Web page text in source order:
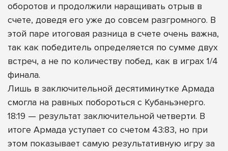
оборотов и продолжили наращивать отрыв в
счете, доведя его уже до совсем разгромного. В
этой паре итоговая разница в счете очень важна,
так как победитель определяется по сумме двух
встреч, а не по количеству побед, как в играх 1/4
финала.
Лишь в заключительной десятиминутке Армада
смогла на равных побороться с Кубаньэнерго.
18:19 — результат заключительной четверти. В
итоге Армада уступает со счетом 43:83, но при
этом показывает самую результативную игру за